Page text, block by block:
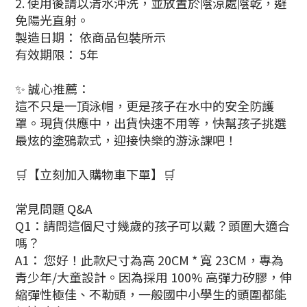
免陽光直射。
製造日期： 依商品包裝所示
有效期限： 5年
✨ 誠心推薦：
這不只是一頂泳帽，更是孩子在水中的安全防護
罩。現貨供應中，出貨快速不用等，快幫孩子挑選
最炫的塗鴉款式，迎接快樂的游泳課吧！
🛒【立刻加入購物車下單】🛒
常見問題 Q&A
Q1：請問這個尺寸幾歲的孩子可以戴？頭圍大適合
嗎？
A1： 您好！此款尺寸為高 20CM * 寬 23CM，專為
青少年/大童設計。因為採用 100% 高彈力矽膠，伸
縮彈性極佳、不勒頭，一般國中小學生的頭圍都能